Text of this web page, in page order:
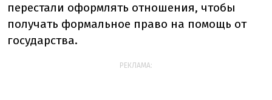
перестали оформлять отношения, чтобы
получать формальное право на помощь от
государства.
РЕКЛАМА: